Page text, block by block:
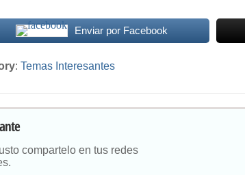
Enviar por Facebook
: Temas Interesantes
compartelo en tus redes